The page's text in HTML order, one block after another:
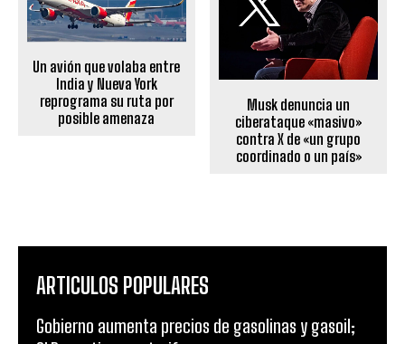
Un avión que volaba entre
India y Nueva York
reprograma su ruta por
posible amenaza
Musk denuncia un
ciberataque «masivo»
contra X de «un grupo
coordinado o un país»
ARTICULOS POPULARES
Gobierno aumenta precios de gasolinas y gasoil;